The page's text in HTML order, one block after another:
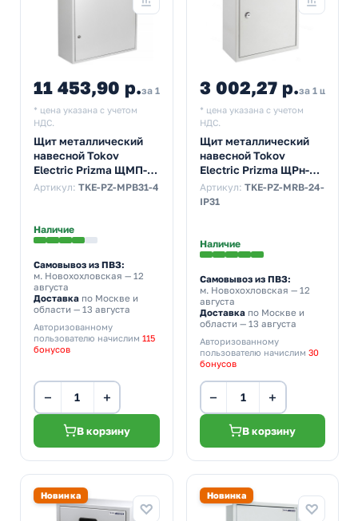
11 453,90 р.за 1 шт
* цена указана с учетом
НДС.
Щит металлический
навесной Tokov
Electric Prizma ЩМП-4
800х650х250 с
Артикул: TKE-PZ-MPB31-4
Наличие
Самовывоз из ПВЗ:
м. Новохохловская — 12
августа
Доставка по Москве и
области — 13 августа
Авторизованному
пользователю начислим 115
бонусов
− +
В корзину
3 002,27 р.за 1 шт
* цена указана с учетом
НДС.
Щит металлический
навесной Tokov
Electric Prizma ЩРн-24
24м 350х300х120 с
Din-рейкой IP31 серый
Артикул: TKE-PZ-MRB-24-
IP31
Наличие
Самовывоз из ПВЗ:
м. Новохохловская — 12
августа
Доставкапо Москве и
области — 13 августа
Авторизованному
пользователю начислим 30
бонусов
− +
В корзину
Новинка Новинка